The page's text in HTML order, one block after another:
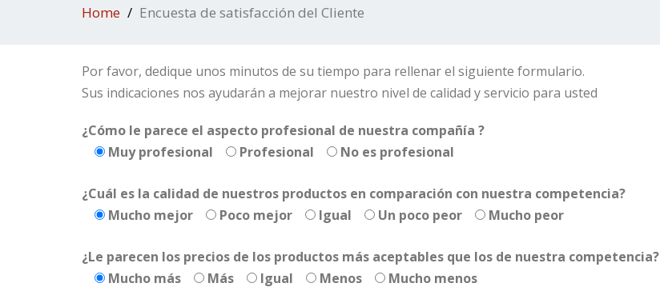
Home Encuesta de satisfacción del Cliente
Por favor, dedique unos minutos de su tiempo para rellenar el siguiente formulario.
Sus indicaciones nos ayudarán a mejorar nuestro nivel de calidad y servicio para usted
¿Cómo le parece el aspecto profesional de nuestra compañía ?
Muy profesional
Profesional No es profesional
¿Cuál es la calidad de nuestros productos en comparación con nuestra competencia?
Mucho mejor
Poco mejor Igual Un poco peor Mucho peor
¿Le parecen los precios de los productos más aceptables que los de nuestra competencia?
Mucho más
Más Igual Menos Mucho menos